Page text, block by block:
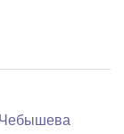
Чебышева